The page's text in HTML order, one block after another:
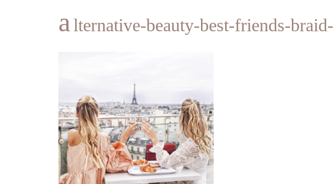
alternative-beauty-best-friends-